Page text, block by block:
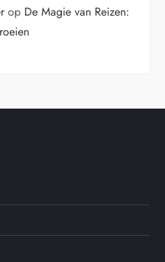
op De Magie van Reizen: